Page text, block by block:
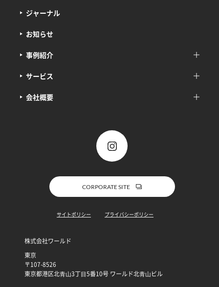
サービス
事例紹介
会社概要
ジャーナル
お知らせ
CORPORATE SITE
サイトポリシー プライバシーポリシー
株式会社ワールド
東京
〒107-8526
東京都港区北⻘⼭3丁⽬5番10号 ワールド北⻘⼭ビル